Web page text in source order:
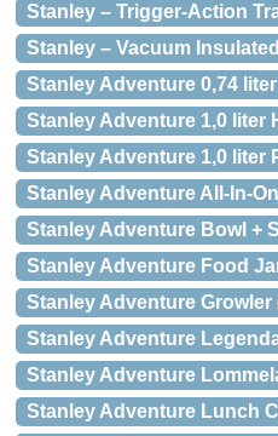
Stanley – Trigger-Action
Stanley – Vacuum
Stanley Adventure 0,74 liter
Stanley Adventure 1,0 liter
Stanley Adventure 1,0 liter
Stanley Adventure All-In-
Stanley Adventure Bowl +
Stanley Adventure Food
Stanley Adventure
Stanley Adventure
Stanley Adventure
Stanley Adventure Lunch